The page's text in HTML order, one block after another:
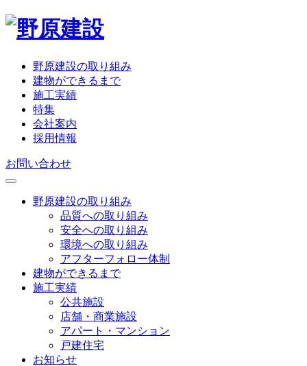
野原建設の取り組み
建物ができるまで
施工実績
特集
会社案内
採用情報
お問い合わせ
野原建設の取り組み
品質への取り組み
安全への取り組み
環境への取り組み
アフターフォロー体制
建物ができるまで
施工実績
公共施設
店舗・商業施設
アパート・マンション
戸建住宅
お知らせ